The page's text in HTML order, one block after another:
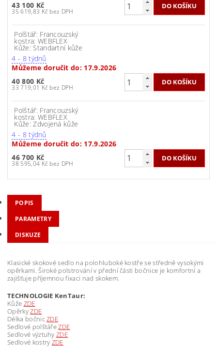
43 100 Kč
35 619,83 Kč bez DPH
Polštář: Francouzský
kostra: WEBFLEX
Kůže: Standartní kůže
4 - 8 týdnů
Můžeme doručit do: 17.9.2026
40 800 Kč
33 719,01 Kč bez DPH
Polštář: Francouzský
kostra: WEBFLEX
Kůže: Zdvojená kůže
4 - 8 týdnů
Můžeme doručit do: 17.9.2026
46 700 Kč
38 595,04 Kč bez DPH
POPIS
PARAMETRY
DISKUZE
Klasické skokové sedlo na polohluboké kostře se středně vysokými
opěrkami. Široké polstrování v přední části bočnice je komfortní a
zajišťuje příjemnou fixaci nad skokem.
TECHNOLOGIE KenTaur:
Kůže ZDE
OpěrkyZDE
Délka bočnicZDE
Sedlové polštářeZDE
Sedlové výztuhyZDE
Sedlové kostry ZDE